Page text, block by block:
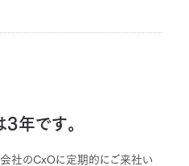
年です。
会社のCxOに定期的にご来社い